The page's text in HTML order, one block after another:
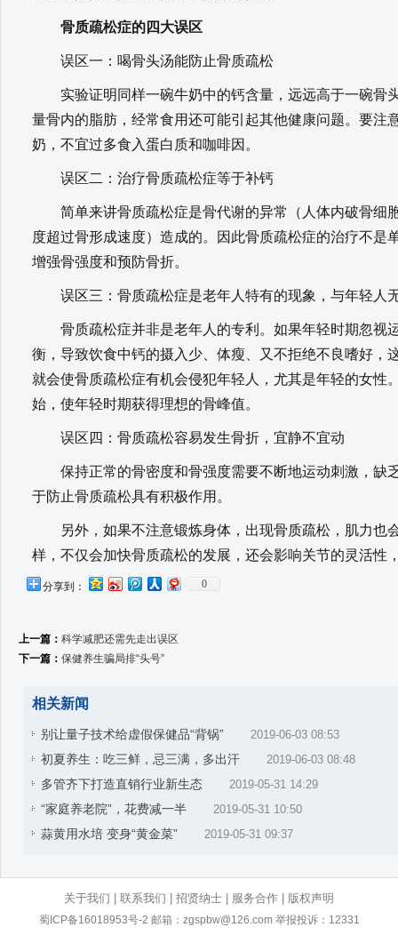
骨质疏松症的四大误区
误区一：喝骨头汤能防止骨质疏松
实验证明同样一碗牛奶中的钙含量，远远高于一碗骨
量骨内的脂肪，经常食用还可能引起其他健康问题。要注
奶，不宜过多食入蛋白质和咖啡因。
误区二：治疗骨质疏松症等于补钙
简单来讲骨质疏松症是骨代谢的异常（人体内破骨细
度超过骨形成速度）造成的。因此骨质疏松症的治疗不是
增强骨强度和预防骨折。
误区三：骨质疏松症是老年人特有的现象，与年轻人
骨质疏松症并非是老年人的专利。如果年轻时期忽视
衡，导致饮食中钙的摄入少、体瘦、又不拒绝不良嗜好，
就会使骨质疏松症有机会侵犯年轻人，尤其是年轻的女性
始，使年轻时期获得理想的骨峰值。
误区四：骨质疏松容易发生骨折，宜静不宜动
保持正常的骨密度和骨强度需要不断地运动刺激，缺
于防止骨质疏松具有积极作用。
另外，如果不注意锻炼身体，出现骨质疏松，肌力也
样，不仅会加快骨质疏松的发展，还会影响关节的灵活性
分享到： 0
上一篇： 科学减肥还需先走出误区
下一篇： 保健养生骗局排“头号”
相关新闻
别让量子技术给虚假保健品“背锅” 2019-06-03 08:53
初夏养生：吃三鲜，忌三满，多出汗 2019-06-03 08:48
多管齐下打造直销行业新生态 2019-05-31 14:29
“家庭养老院”，花费减一半 2019-05-31 10:50
蒜黄用水培 变身“黄金菜” 2019-05-31 09:37
关于我们 联系我们 招贤纳士 服务合作 版权声明
蜀ICP备16018953号-2 邮箱：zgspbw@126.com 举报投诉：12331